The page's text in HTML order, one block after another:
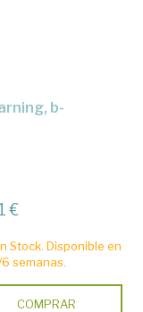
€
Stock. Disponible en
semanas.
COMPRAR